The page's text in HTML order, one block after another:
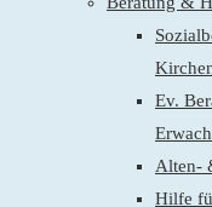
Ev.
Alten-
Hilfe